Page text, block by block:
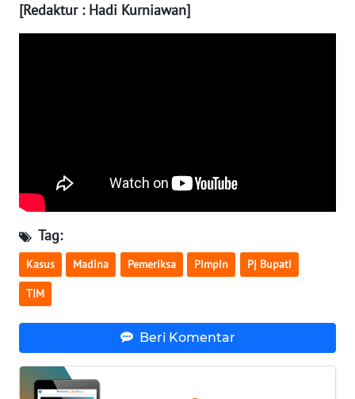
[Redaktur : Hadi Kurniawan]
Tag:
Kasus Madina Pemeriksa Pimpin Pj Bupati
TIM
Beri Komentar
WN
JATIM
BALI
KALTENG